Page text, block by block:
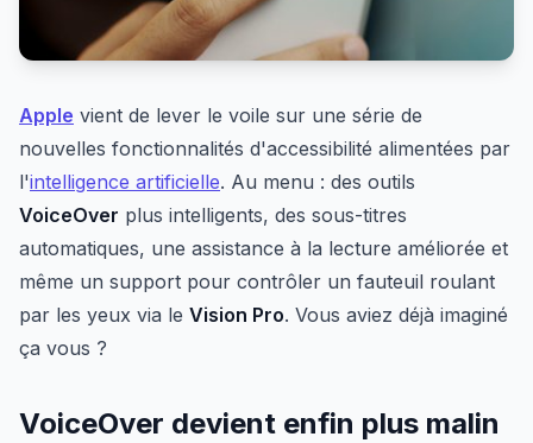
Apple vient de lever le voile sur une série de
nouvelles fonctionnalités d'accessibilité alimentées par
l'intelligence artificielle. Au menu : des outils
VoiceOver plus intelligents, des sous-titres
automatiques, une assistance à la lecture améliorée et
même un support pour contrôler un fauteuil roulant
par les yeux via le Vision Pro. Vous aviez déjà imaginé
ça vous ?
VoiceOver devient enfin plus malin